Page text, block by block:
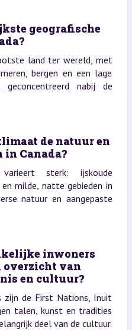
geografische
land ter wereld, met
bergen en een lage
geconcentreerd nabij de
de natuur en
Canada?
sterk: ijskoude
milde, natte gebieden in
natuur en aangepaste
inwoners
overzicht van
en cultuur?
zijn de First Nations, Inuit
talen, kunst en tradities
deel van de cultuur.